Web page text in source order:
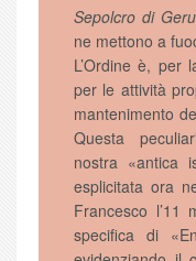
Sepolcro di
ne mettono a
L’Ordine è, per
per le attività
mantenimento
Questa
nostra «antica
esplicitata ora
Francesco l’11
specifica di